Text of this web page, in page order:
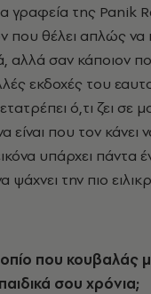
γραφεία της Panik
που θέλει απλώς να
αλλά σαν κάποιον
εκδοχές του
ό,τι ζει σε
είναι που τον κάνει
υπάρχει πάντα
ψάχνει την πιο
που κουβαλάς
σου χρόνια;